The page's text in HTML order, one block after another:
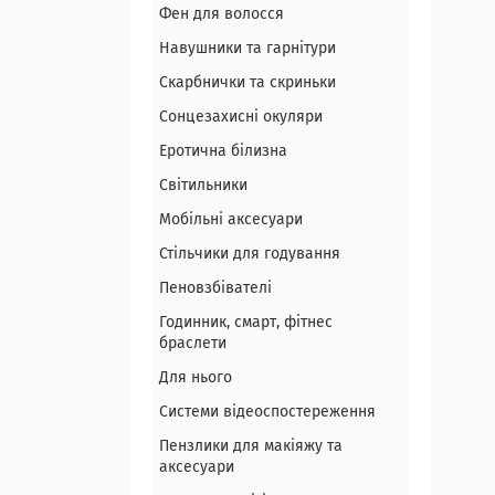
Фен для волосся
Навушники та гарнітури
Скарбнички та скриньки
Сонцезахисні окуляри
Еротична білизна
Світильники
Мобільні аксесуари
Стільчики для годування
Пеновзбівателі
Годинник, смарт, фітнес
браслети
Для нього
Системи відеоспостереження
Пензлики для макіяжу та
аксесуари